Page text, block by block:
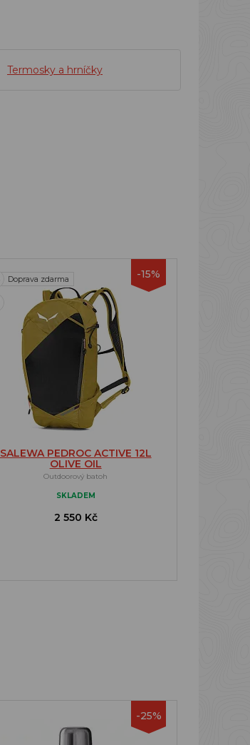
Termosky a hrníčky
-15%
Doprava zdarma
SALEWA PEDROC ACTIVE 12L
OLIVE OIL
Outdoorový batoh
SKLADEM
2 550 Kč
-25%